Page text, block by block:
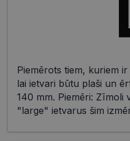
Piemērots tiem, kuriem
lai ietvari būtu plaši un
140 mm. Piemēri: Zīmoli
"large" ietvarus šim